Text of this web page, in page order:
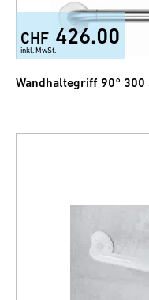
CHF 426.00
inkl. MwSt.
Wandhaltegriff 90°